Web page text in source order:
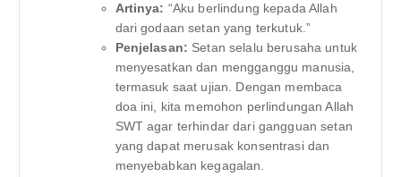
Artinya: “Aku berlindung kepada Allah
dari godaan setan yang terkutuk.”
Penjelasan: Setan selalu berusaha untuk
menyesatkan dan mengganggu manusia,
termasuk saat ujian. Dengan membaca
doa ini, kita memohon perlindungan Allah
SWT agar terhindar dari gangguan setan
yang dapat merusak konsentrasi dan
menyebabkan kegagalan.